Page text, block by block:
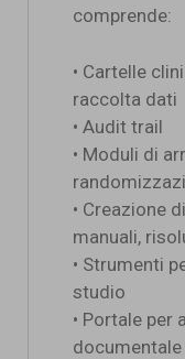
comprende:
• Cartelle
raccolta dati
• Audit trail
• Moduli di
• Creazione
manuali,
• Strumenti
studio
• Portale per
documentale